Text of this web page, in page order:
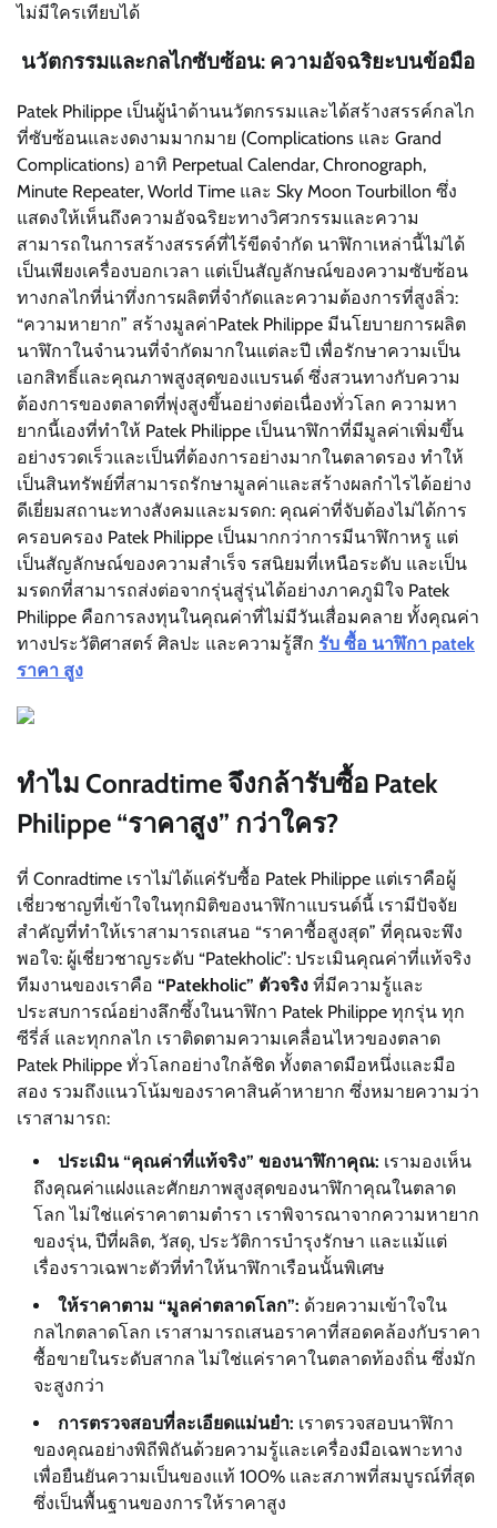
ไม่มีใครเทียบได้
นวัตกรรมและกลไกซับซ้อน: ความอัจฉริยะบนข้อมือ
Patek Philippe เป็นผู้นำด้านนวัตกรรมและได้สร้างสรรค์กลไก
ที่ซับซ้อนและงดงามมากมาย (Complications และ Grand
Complications) อาทิ Perpetual Calendar, Chronograph,
Minute Repeater, World Time และ Sky Moon Tourbillon ซึ่ง
แสดงให้เห็นถึงความอัจฉริยะทางวิศวกรรมและความ
สามารถในการสร้างสรรค์ที่ไร้ขีดจำกัด นาฬิกาเหล่านี้ไม่ได้
เป็นเพียงเครื่องบอกเวลา แต่เป็นสัญลักษณ์ของความซับซ้อน
ทางกลไกที่น่าทึ่งการผลิตที่จำกัดและความต้องการที่สูงลิ่ว:
“ความหายาก” สร้างมูลค่าPatek Philippe มีนโยบายการผลิต
นาฬิกาในจำนวนที่จำกัดมากในแต่ละปี เพื่อรักษาความเป็น
เอกสิทธิ์และคุณภาพสูงสุดของแบรนด์ ซึ่งสวนทางกับความ
ต้องการของตลาดที่พุ่งสูงขึ้นอย่างต่อเนื่องทั่วโลก ความหา
ยากนี้เองที่ทำให้ Patek Philippe เป็นนาฬิกาที่มีมูลค่าเพิ่มขึ้น
อย่างรวดเร็วและเป็นที่ต้องการอย่างมากในตลาดรอง ทำให้
เป็นสินทรัพย์ที่สามารถรักษามูลค่าและสร้างผลกำไรได้อย่าง
ดีเยี่ยมสถานะทางสังคมและมรดก: คุณค่าที่จับต้องไม่ได้การ
ครอบครอง Patek Philippe เป็นมากกว่าการมีนาฬิกาหรู แต่
เป็นสัญลักษณ์ของความสำเร็จ รสนิยมที่เหนือระดับ และเป็น
มรดกที่สามารถส่งต่อจากรุ่นสู่รุ่นได้อย่างภาคภูมิใจ Patek
Philippe คือการลงทุนในคุณค่าที่ไม่มีวันเสื่อมคลาย ทั้งคุณค่า
ทางประวัติศาสตร์ ศิลปะ และความรู้สึก รับ ซื้อ นาฬิกา patek
ราคา สูง
ทำไม Conradtime จึงกล้ารับซื้อ Patek
Philippe “ราคาสูง” กว่าใคร?
ที่ Conradtime เราไม่ได้แค่รับซื้อ Patek Philippe แต่เราคือผู้
เชี่ยวชาญที่เข้าใจในทุกมิติของนาฬิกาแบรนด์นี้ เรามีปัจจัย
สำคัญที่ทำให้เราสามารถเสนอ “ราคาซื้อสูงสุด” ที่คุณจะพึง
พอใจ: ผู้เชี่ยวชาญระดับ “Patekholic”: ประเมินคุณค่าที่แท้จริง
ทีมงานของเราคือ “Patekholic” ตัวจริง ที่มีความรู้และ
ประสบการณ์อย่างลึกซึ้งในนาฬิกา Patek Philippe ทุกรุ่น ทุก
ซีรี่ส์ และทุกกลไก เราติดตามความเคลื่อนไหวของตลาด
Patek Philippe ทั่วโลกอย่างใกล้ชิด ทั้งตลาดมือหนึ่งและมือ
สอง รวมถึงแนวโน้มของราคาสินค้าหายาก ซึ่งหมายความว่า
เราสามารถ:
ประเมิน “คุณค่าที่แท้จริง” ของนาฬิกาคุณ: เรามองเห็น
ถึงคุณค่าแฝงและศักยภาพสูงสุดของนาฬิกาคุณในตลาด
โลก ไม่ใช่แค่ราคาตามตำรา เราพิจารณาจากความหายาก
ของรุ่น, ปีที่ผลิต, วัสดุ, ประวัติการบำรุงรักษา และแม้แต่
เรื่องราวเฉพาะตัวที่ทำให้นาฬิกาเรือนนั้นพิเศษ
ให้ราคาตาม “มูลค่าตลาดโลก”: ด้วยความเข้าใจใน
กลไกตลาดโลก เราสามารถเสนอราคาที่สอดคล้องกับราคา
ซื้อขายในระดับสากล ไม่ใช่แค่ราคาในตลาดท้องถิ่น ซึ่งมัก
จะสูงกว่า
การตรวจสอบที่ละเอียดแม่นยำ: เราตรวจสอบนาฬิกา
ของคุณอย่างพิถีพิถันด้วยความรู้และเครื่องมือเฉพาะทาง
เพื่อยืนยันความเป็นของแท้ 100% และสภาพที่สมบูรณ์ที่สุด
ซึ่งเป็นพื้นฐานของการให้ราคาสูง